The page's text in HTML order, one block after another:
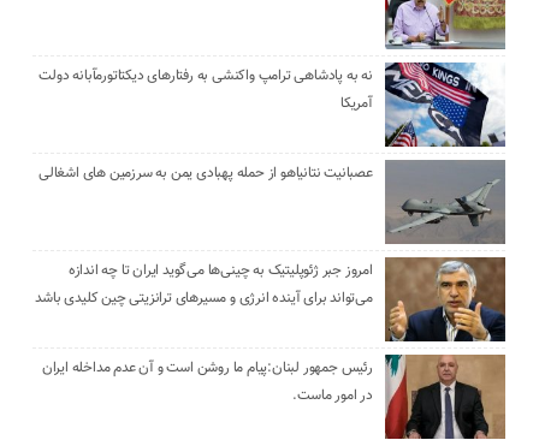
نه به پادشاهی ترامپ واکنشی به رفتارهای دیکتاتورمآبانه دولت
آمریکا
عصبانیت نتانیاهو از حمله پهبادی یمن به سرزمین های اشغالی
امروز جبر ژئوپلیتیک به چینی‌ها می‌گوید ایران تا چه اندازه
می‌تواند برای آینده انرژی و مسیرهای ترانزیتی چین کلیدی باشد
رئیس جمهور لبنان:پیام ما روشن است و آن عدم مداخله ایران
در امور ماست.